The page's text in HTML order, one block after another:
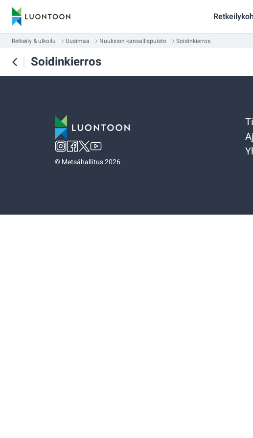
Retkeily & ulkoilu Uusimaa Nuuksion kansallispuisto Soidinkierros
Soidinkierros
©Metsähallitus 2026